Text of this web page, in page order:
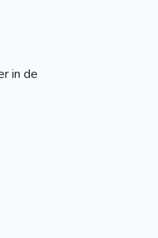
in de